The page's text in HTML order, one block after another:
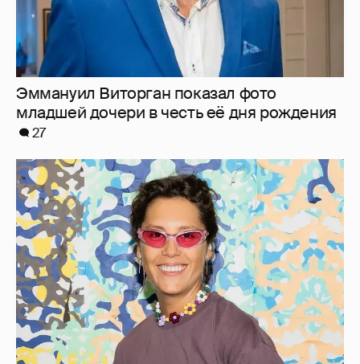
"Мне это ***** не надо". Ирина Горбачёва
заявила, что больше не хочет отношений
63